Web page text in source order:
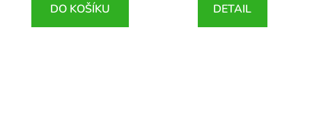
DO KOŠÍKU DETAIL